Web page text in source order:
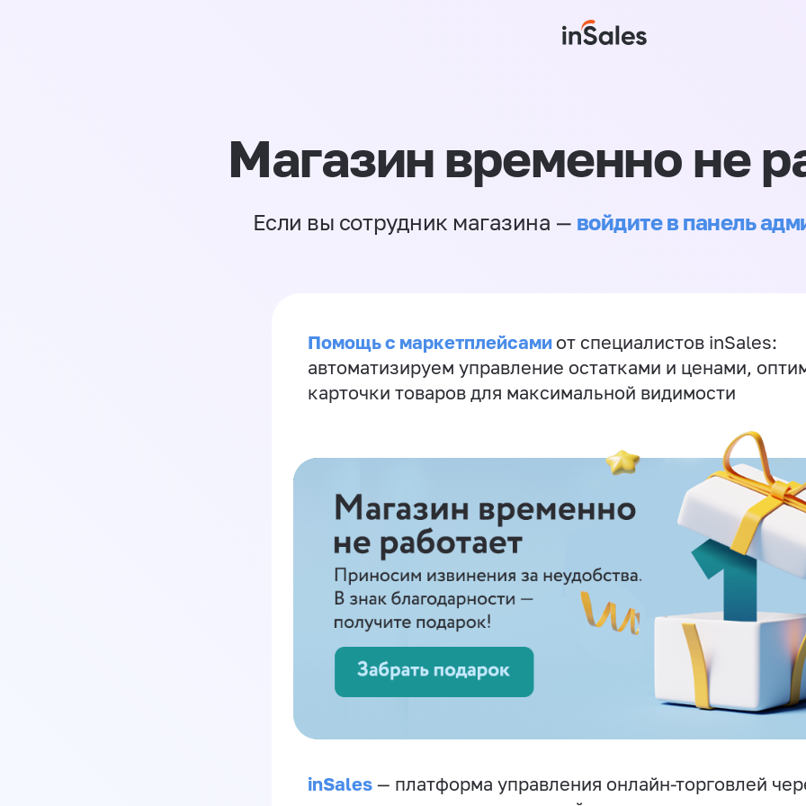
Магазин временно не
Если вы сотрудник магазина — войдите в панель
Помощь с маркетплейсами от специалистов inSales:
автоматизируем управление остатками и ценами,
карточки товаров для максимальной видимости
inSales — платформа управления онлайн-торговлей